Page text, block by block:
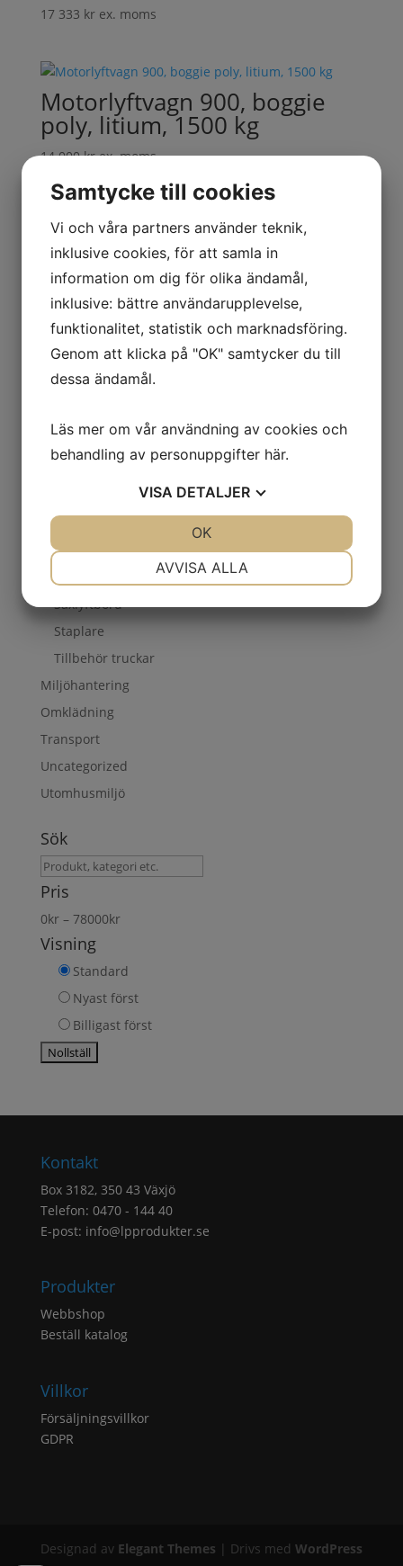
17 333 kr ex. moms
Motorlyftvagn 900, boggie
poly, litium, 1500 kg
14 000kr ex. moms
Kategorier
Entré & Reception
Konferens & Lunchrum
Kontor
Lager
Gaffelvagnar
Saxlyftvagnar
Lyfthjälpmedel
Lyftredskap
Mobila lyftbord
Saxlyftbord
Staplare
Tillbehör truckar
Miljöhantering
Omklädning
Transport
Uncategorized
Utomhusmiljö
Sök
Sök
produkt
Pris
0kr– 78000kr
Visning
Standard
Nyast först
Billigast först
Kontakt
Box 3182, 350 43 Växjö
Telefon: 0470 - 144 40
E-post: info@lpprodukter.se
Produkter
Webbshop
Beställ katalog
Villkor
Försäljningsvillkor
GDPR
Designad av Elegant Themes | Drivs med WordPress
Samtycke till cookies
Vi och våra partners använder teknik,
inklusive cookies, för att samla in
information om dig för olika ändamål,
inklusive: bättre användarupplevelse,
funktionalitet, statistik och marknadsföring.
Genom att klicka på "OK" samtycker du till
dessa ändamål.
Läs mer om vår användning av cookies och
behandling av personuppgifter här.
VISA DETALJER
AVVISA ALLA
OK